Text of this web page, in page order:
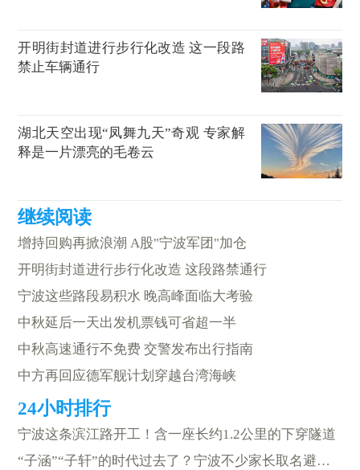
开明街封道进行步行化改造 这一段路
禁止车辆通行
湖北天空出现“凤舞九天”奇观 专家解
释是一片漂亮的毛卷云
增持回购再掀浪潮 A股"宁波军团"加仓
开明街封道进行步行化改造 这段路禁通行
宁波这些路段易积水 晚高峰面临大考验
中秋延后一天出发机票钱可省超一半
中秋高速通行不免费 交警发布出行指南
中方再回应德军舰计划穿越台湾海峡
宁波这条滨江路开工！含一座长约1.2公里的下穿隧道
“子涵”“子轩”的时代过去了？宁波不少家长取名避开“爆款”